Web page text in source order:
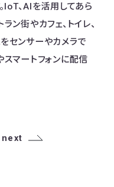
、AIを活用してあら
ン街やカフェ、トイレ、
センサーやカメラで
マートフォンに配信
next